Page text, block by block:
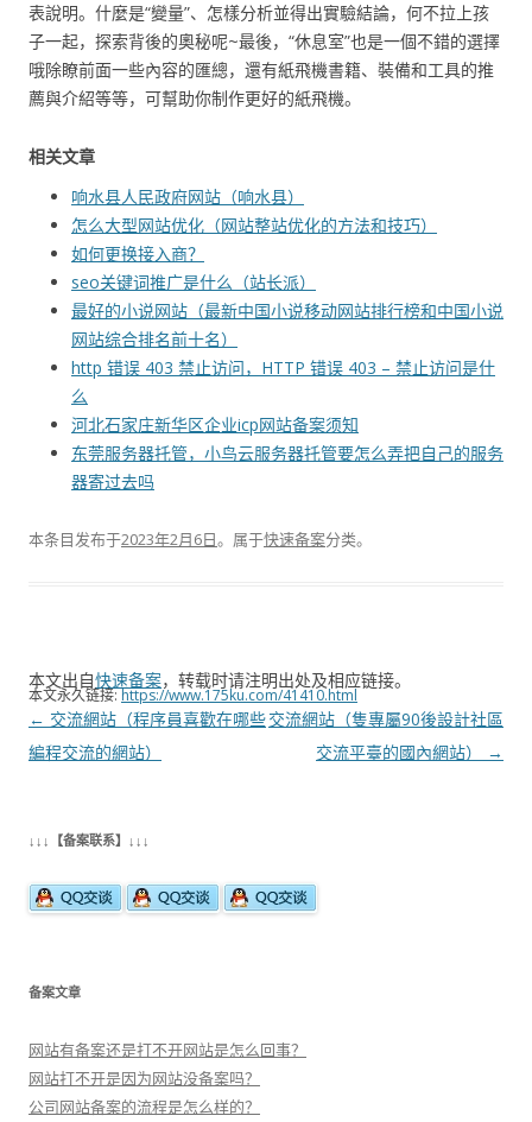
表說明。什麼是“變量”、怎樣分析並得出實驗結論，何不拉上孩
子一起，探索背後的奧秘呢~最後，“休息室”也是一個不錯的選擇
哦除瞭前面一些內容的匯總，還有紙飛機書籍、裝備和工具的推
薦與介紹等等，可幫助你制作更好的紙飛機。
相关文章
响水县人民政府网站（响水县）
怎么大型网站优化（网站整站优化的方法和技巧）
如何更换接入商？
seo关键词推广是什么（站长派）
最好的小说网站（最新中国小说移动网站排行榜和中国小说
网站综合排名前十名）
http 错误 403 禁止访问，HTTP 错误 403 – 禁止访问是什
么
河北石家庄新华区企业icp网站备案须知
东莞服务器托管，小鸟云服务器托管要怎么弄把自己的服务
器寄过去吗
本条目发布于2023年2月6日。属于快速备案分类。
本文出自快速备案，转载时请注明出处及相应链接。
本文永久链接:https://www.175ku.com/41410.html
文
章
← 交流網站（程序員喜歡在哪些
編程交流的網站）
交流網站（隻專屬90後設計社區
交流平臺的國內網站）
→
↓↓↓【备案联系】↓↓↓
备案文章
网站有备案还是打不开网站是怎么回事？
网站打不开是因为网站没备案吗？
公司网站备案的流程是怎么样的？